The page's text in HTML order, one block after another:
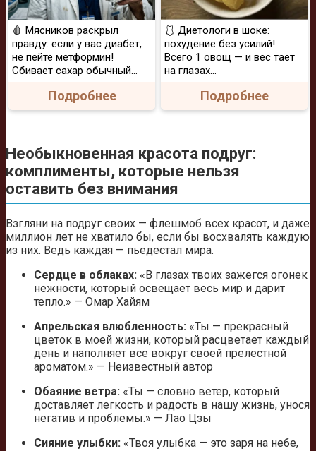
🩸 Мясников раскрыл
правду: если у вас диабет,
не пейте метформин!
Сбивает сахар обычный...
Подробнее
🩱 Диетологи в шоке:
похудение без усилий!
Всего 1 овощ — и вес тает
на глазах…
Подробнее
Необыкновенная красота подруг:
комплименты, которые нельзя
оставить без внимания
Взгляни на подруг своих — флешмоб всех красот, и даже
миллион лет не хватило бы, если бы восхвалять каждую
из них. Ведь каждая — пьедестал мира.
Сердце в облаках: «В глазах твоих зажегся огонек
нежности, который освещает весь мир и дарит
тепло.» — Омар Хайям
Апрельская влюбленность: «Ты — прекрасный
цветок в моей жизни, который расцветает каждый
день и наполняет все вокруг своей прелестной
ароматом.» — Неизвестный автор
Обаяние ветра: «Ты — словно ветер, который
доставляет легкость и радость в нашу жизнь, унося
негатив и проблемы.» — Лао Цзы
Сияние улыбки: «Твоя улыбка — это заря на небе,